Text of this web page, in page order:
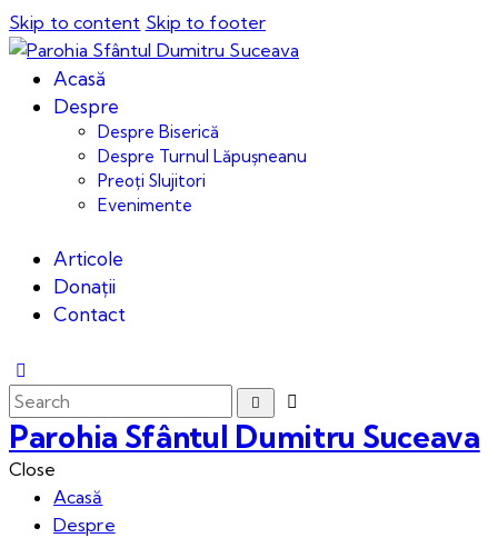
Skip to content Skip to footer
Acasă
Despre
Despre Biserică
Despre Turnul Lăpușneanu
Preoți Slujitori
Evenimente
Articole
Donații
Contact
Parohia Sfântul Dumitru Suceava
Close
Acasă
Despre